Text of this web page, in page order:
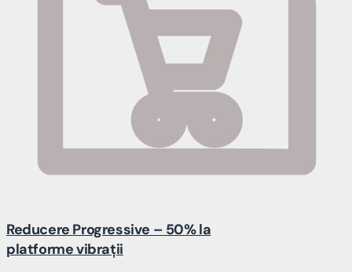
Reducere Progressive – 50% la
platforme vibrații